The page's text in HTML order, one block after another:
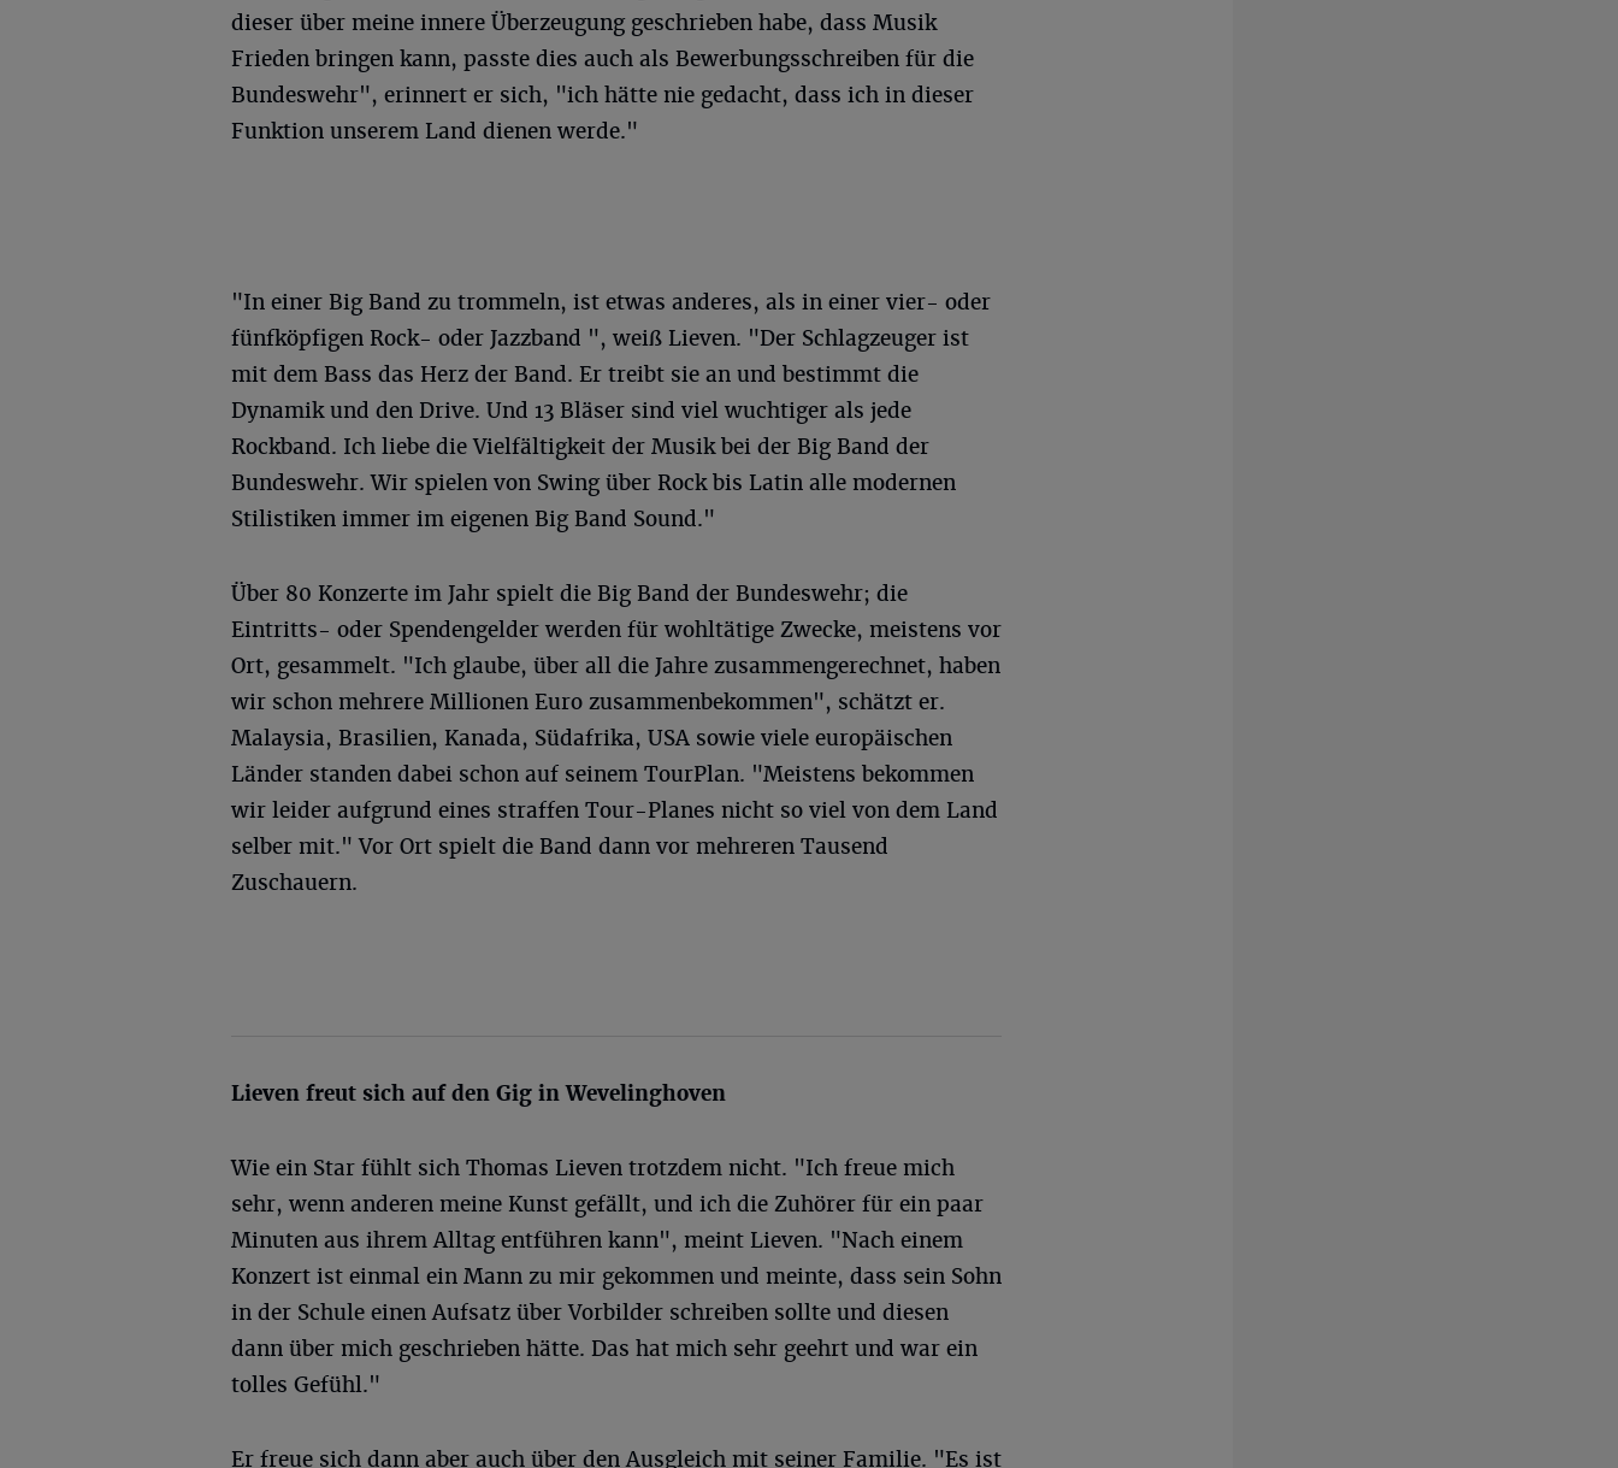
dieser über meine innere Überzeugung geschrieben habe, dass Musik
Frieden bringen kann, passte dies auch als Bewerbungsschreiben für die
Bundeswehr", erinnert er sich, "ich hätte nie gedacht, dass ich in dieser
Funktion unserem Land dienen werde."
"In einer Big Band zu trommeln, ist etwas anderes, als in einer vier- oder
fünfköpfigen Rock- oder Jazzband ", weiß Lieven. "Der Schlagzeuger ist
mit dem Bass das Herz der Band. Er treibt sie an und bestimmt die
Dynamik und den Drive. Und 13 Bläser sind viel wuchtiger als jede
Rockband. Ich liebe die Vielfältigkeit der Musik bei der Big Band der
Bundeswehr. Wir spielen von Swing über Rock bis Latin alle modernen
Stilistiken immer im eigenen Big Band Sound."
Über 80 Konzerte im Jahr spielt die Big Band der Bundeswehr; die
Eintritts- oder Spendengelder werden für wohltätige Zwecke, meistens vor
Ort, gesammelt. "Ich glaube, über all die Jahre zusammengerechnet, haben
wir schon mehrere Millionen Euro zusammenbekommen", schätzt er.
Malaysia, Brasilien, Kanada, Südafrika, USA sowie viele europäischen
Länder standen dabei schon auf seinem TourPlan. "Meistens bekommen
wir leider aufgrund eines straffen Tour-Planes nicht so viel von dem Land
selber mit." Vor Ort spielt die Band dann vor mehreren Tausend
Zuschauern.
Lieven freut sich auf den Gig in Wevelinghoven
Wie ein Star fühlt sich Thomas Lieven trotzdem nicht. "Ich freue mich
sehr, wenn anderen meine Kunst gefällt, und ich die Zuhörer für ein paar
Minuten aus ihrem Alltag entführen kann", meint Lieven. "Nach einem
Konzert ist einmal ein Mann zu mir gekommen und meinte, dass sein Sohn
in der Schule einen Aufsatz über Vorbilder schreiben sollte und diesen
dann über mich geschrieben hätte. Das hat mich sehr geehrt und war ein
tolles Gefühl."
Er freue sich dann aber auch über den Ausgleich mit seiner Familie. "Es ist